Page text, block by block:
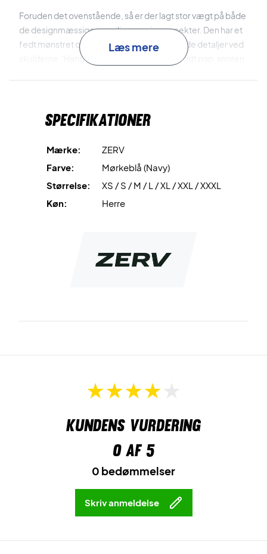
Foruden det ovenstående, så er der lagt stor vægt på både
de designmæssige og miljømæssige aspekter. Den har et
fedt mønstret og mørkeblåt design med røde detaljer ved
skulderne. 'Hangtagget' er
lavet af genavendt pap, snoren
Stå knivskarpt på banen - køb en Houston træningstrøje i
Farve: Mørkeblå med røde detaljer.
Læs mere
Specifikationer
Mærke:
ZERV
Farve:
Mørkeblå (Navy)
Størrelse:
XS / S / M / L / XL / XXL / XXXL
Køn:
Herre
Kundens vurdering
0af 5
0 bedømmelser
Skriv anmeldelse